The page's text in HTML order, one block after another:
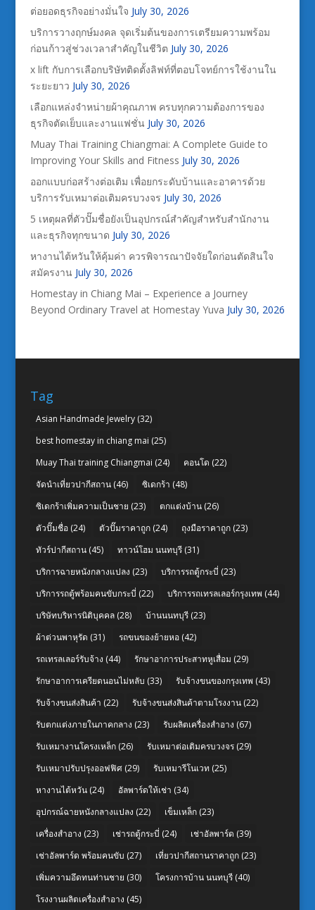
ต่อยอดธุรกิจอย่างมั่นใจ July 30, 2026
บริการวางฤกษ์มงคล จุดเริ่มต้นของการเตรียมความพร้อม
ก่อนก้าวสู่ช่วงเวลาสำคัญในชีวิต July 30, 2026
x lift กับการเลือกบริษัทติดตั้งลิฟท์ที่ตอบโจทย์การใช้งานใน
ระยะยาว July 30, 2026
เลือกแหล่งจำหน่ายผ้าคุณภาพ ครบทุกความต้องการของ
ธุรกิจตัดเย็บและงานแฟชั่น July 30, 2026
Muay Thai Training Chiangmai: A Complete Guide to
Improving Your Skills and Fitness July 30, 2026
ออกแบบก่อสร้างต่อเติม เพื่อยกระดับบ้านและอาคารด้วย
บริการรับเหมาต่อเติมครบวงจร July 30, 2026
5 เหตุผลที่ตัวปั๊มชื่อยังเป็นอุปกรณ์สำคัญสำหรับสำนักงาน
และธุรกิจทุกขนาด July 30, 2026
หางานไต้หวันให้คุ้มค่า ควรพิจารณาปัจจัยใดก่อนตัดสินใจ
สมัครงาน July 30, 2026
Homestay in Chiang Mai – Experience a Journey
Beyond Ordinary Travel at Homestay Yuva July 30, 2026
Tag
Asian Handmade Jewelry(32)
best homestay in chiang mai (25)
Muay Thai training Chiangmai (24) คอนโด (22)
จัดนำเที่ยวปากีสถาน(46) ซิเดกร้า (48)
ซิเดกร้าเพิ่มความเป็นชาย (23) ตกแต่งบ้าน(26)
ตัวปั๊มชื่อ(24) ตัวปั๊มราคาถูก(24) ถุงมือราคาถูก(23)
ทัวร์ปากีสถาน(45) ทาวน์โฮม นนทบุรี(31)
บริการฉายหนังกลางแปลง (23) บริการรถตู้กระบี่ (23)
บริการรถตู้พร้อมคนขับกระบี่ (22) บริการรถเทรลเลอร์กรุงเทพ (44)
บริษัทบริหารนิติบุคคล(28) บ้านนนทบุรี(23)
ผ้าต่วนพาหุรัด (31) รถขนของย้ายหอ(42)
รถเทรลเลอร์รับจ้าง (44) รักษาอาการประสาทหูเสื่อม (29)
รักษาอาการเครียดนอนไม่หลับ (33) รับจ้างขนของกรุงเทพ (43)
รับจ้างขนส่งสินค้า (22) รับจ้างขนส่งสินค้าตามโรงงาน(22)
รับตกแต่งภายในภาคกลาง (23) รับผลิตเครื่องสำอาง (67)
รับเหมางานโครงเหล็ก(26) รับเหมาต่อเติมครบวงจร(29)
รับเหมาปรับปรุงออฟฟิศ(29) รับเหมารีโนเวท (25)
หางานไต้หวัน(24) อัลพาร์ดให้เช่า (34)
อุปกรณ์ฉายหนังกลางแปลง (22) เข็มเหล็ก(23)
เครื่องสำอาง (23) เช่ารถตู้กระบี่ (24) เช่าอัลพาร์ด (39)
เช่าอัลพาร์ด พร้อมคนขับ (27) เที่ยวปากีสถานราคาถูก(23)
เพิ่มความอึดทนท่านชาย (30) โครงการบ้าน นนทบุรี(40)
โรงงานผลิตเครื่องสำอาง (45)